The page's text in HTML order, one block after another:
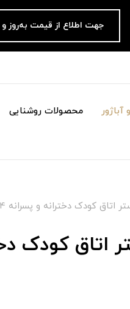
جهت اطلاع از قیمت به‌روز
محصولات روشنایی
کودک دخترانه و پسرانه 1404]
کودک